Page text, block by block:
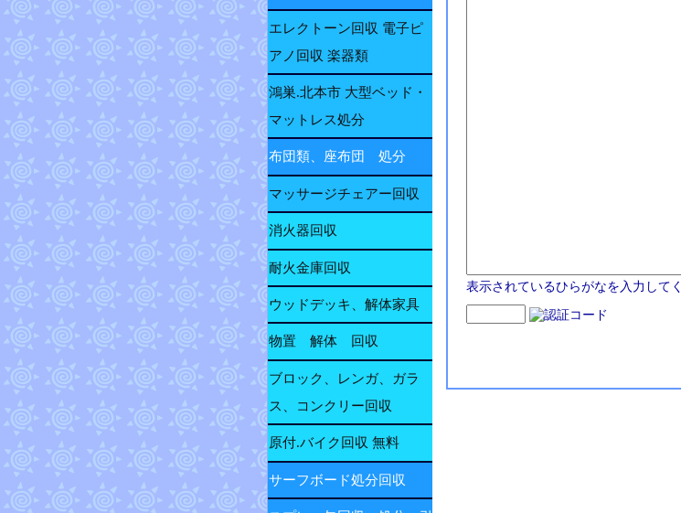
表示されているひらがなを入力して
エレクトーン回収 電子ピ
アノ回収 楽器類
鴻巣.北本市 大型ベッド・
マットレス処分
布団類、座布団 処分
マッサージチェアー回収
消火器回収
耐火金庫回収
ウッドデッキ、解体家具
物置 解体 回収
ブロック、レンガ、ガラ
ス、コンクリー回収
原付.バイク回収 無料
サーフボード処分回収